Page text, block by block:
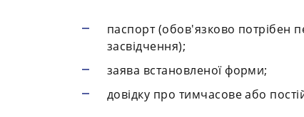
паспорт (обов'язково потрібен
засвідчення);
заява встановленої форми;
довідку про тимчасове або